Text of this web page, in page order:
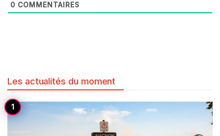
0 COMMENTAIRES
Les actualités du moment